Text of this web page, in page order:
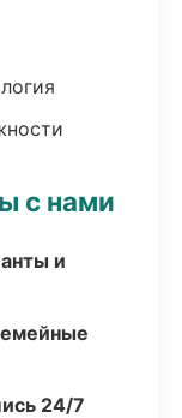
с нами
и
24/7